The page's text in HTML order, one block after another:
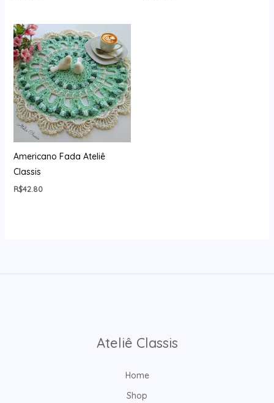
Americano Fada Ateliê
Classis
R$42.80
Ateliê Classis
Home
Shop